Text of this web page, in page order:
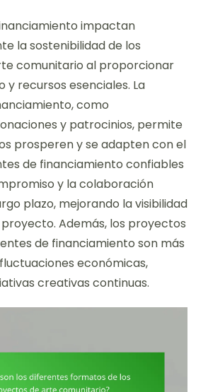
impactan
la sostenibilidad de los
comunitario al proporcionar
y recursos esenciales. La
como
y patrocinios, permite
prosperen y se adapten con el
de financiamiento confiables
y la colaboración
plazo, mejorando la visibilidad
Además, los proyectos
de financiamiento son más
económicas,
creativas continuas.